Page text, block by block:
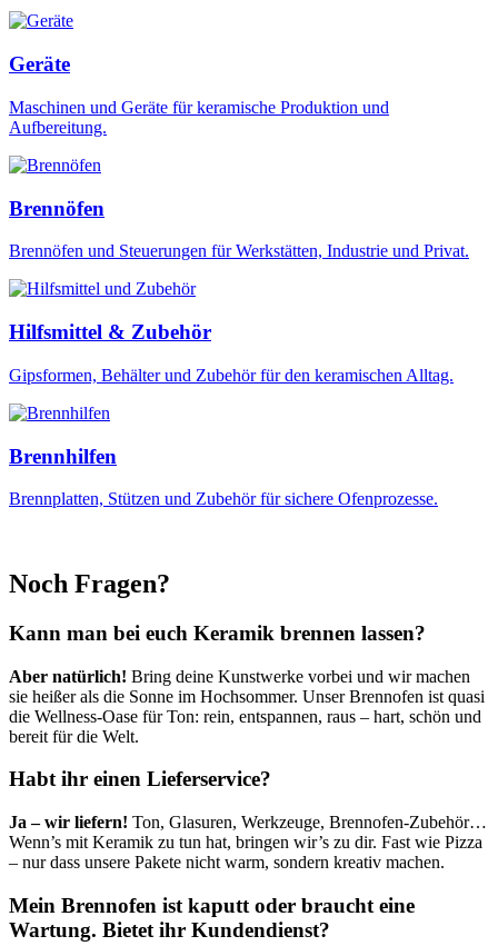
Geräte
Maschinen und Geräte für keramische Produktion und
Aufbereitung.
Brennöfen
Brennöfen und Steuerungen für Werkstätten, Industrie und Privat.
Hilfsmittel & Zubehör
Gipsformen, Behälter und Zubehör für den keramischen Alltag.
Brennhilfen
Brennplatten, Stützen und Zubehör für sichere Ofenprozesse.
Noch Fragen?
Kann man bei euch Keramik brennen lassen?
Aber natürlich! Bring deine Kunstwerke vorbei und wir machen
sie heißer als die Sonne im Hochsommer. Unser Brennofen ist quasi
die Wellness‑Oase für Ton: rein, entspannen, raus – hart, schön und
bereit für die Welt.
Habt ihr einen Lieferservice?
Ja – wir liefern! Ton, Glasuren, Werkzeuge, Brennofen‑Zubehör…
Wenn’s mit Keramik zu tun hat, bringen wir’s zu dir. Fast wie Pizza
– nur dass unsere Pakete nicht warm, sondern kreativ machen.
Mein Brennofen ist kaputt oder braucht eine
Wartung. Bietet ihr Kundendienst?